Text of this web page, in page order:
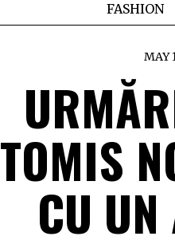
FASHION
MAY
TOMIS
CU